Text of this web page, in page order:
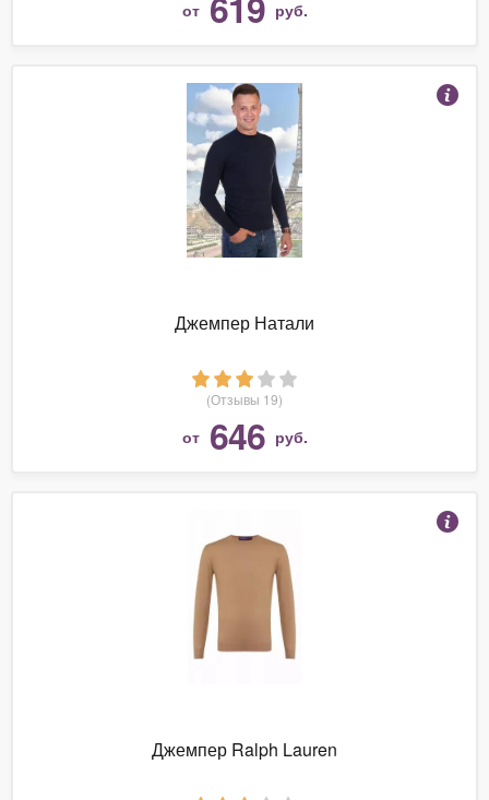
от руб.
Джемпер Натали
(Отзывы 19)
от 646 руб.
Джемпер Ralph Lauren